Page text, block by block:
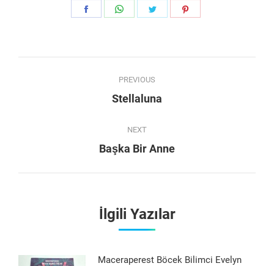
Share
PREVIOUS
Previous
Stellaluna
NEXT
Next
Başka Bir Anne
İlgili Yazılar
Maceraperest Böcek Bilimci Evelyn